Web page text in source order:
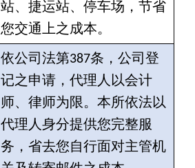
站、捷运站、停车场，节省
您交通上之成本。
依公司法第387条，公司登
记之申请，代理人以会计
师、律师为限。本所依法以
代理人身分提供您完整服
务，省去您自行面对主管机